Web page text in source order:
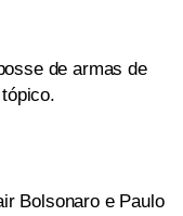
de armas de
Bolsonaro e Paulo